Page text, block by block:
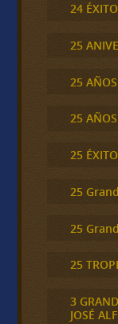
24
25
25
25
25
25
25
25
3
JOSÉ